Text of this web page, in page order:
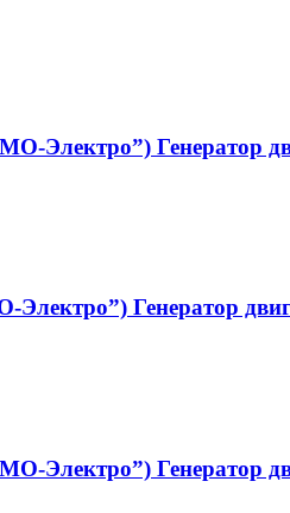
Электро”) Генератор
Генератор
Электро”) Генератор